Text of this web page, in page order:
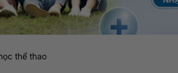
thể thao